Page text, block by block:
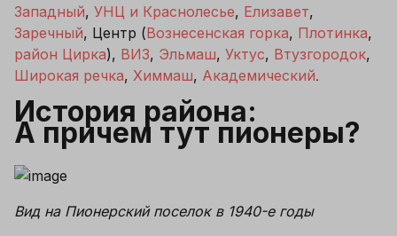
Западный, УНЦ и Краснолесье, Елизавет,
Заречный, Центр (Вознесенская горка, Плотинка,
район Цирка), ВИЗ, Эльмаш, Уктус, Втузгородок,
Широкая речка, Химмаш, Академический.
История района:
А причем тут пионеры?
Вид на Пионерский поселок в 1940-е годы